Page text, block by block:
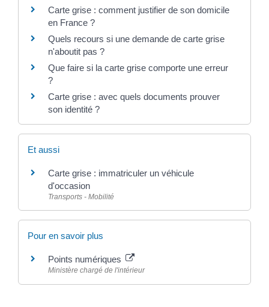
Carte grise : comment justifier de son domicile
en France ?
Quels recours si une demande de carte grise
n'aboutit pas ?
Que faire si la carte grise comporte une erreur
?
Carte grise : avec quels documents prouver
son identité ?
Et aussi
Carte grise : immatriculer un véhicule
d'occasion
Transports - Mobilité
Pour en savoir plus
Points numériques
Ministère chargé de l'intérieur